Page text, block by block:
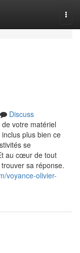
Discuss
votre matériel
plus bien ce
se
au cœur de tout
sa réponse.
voyance-olivier-